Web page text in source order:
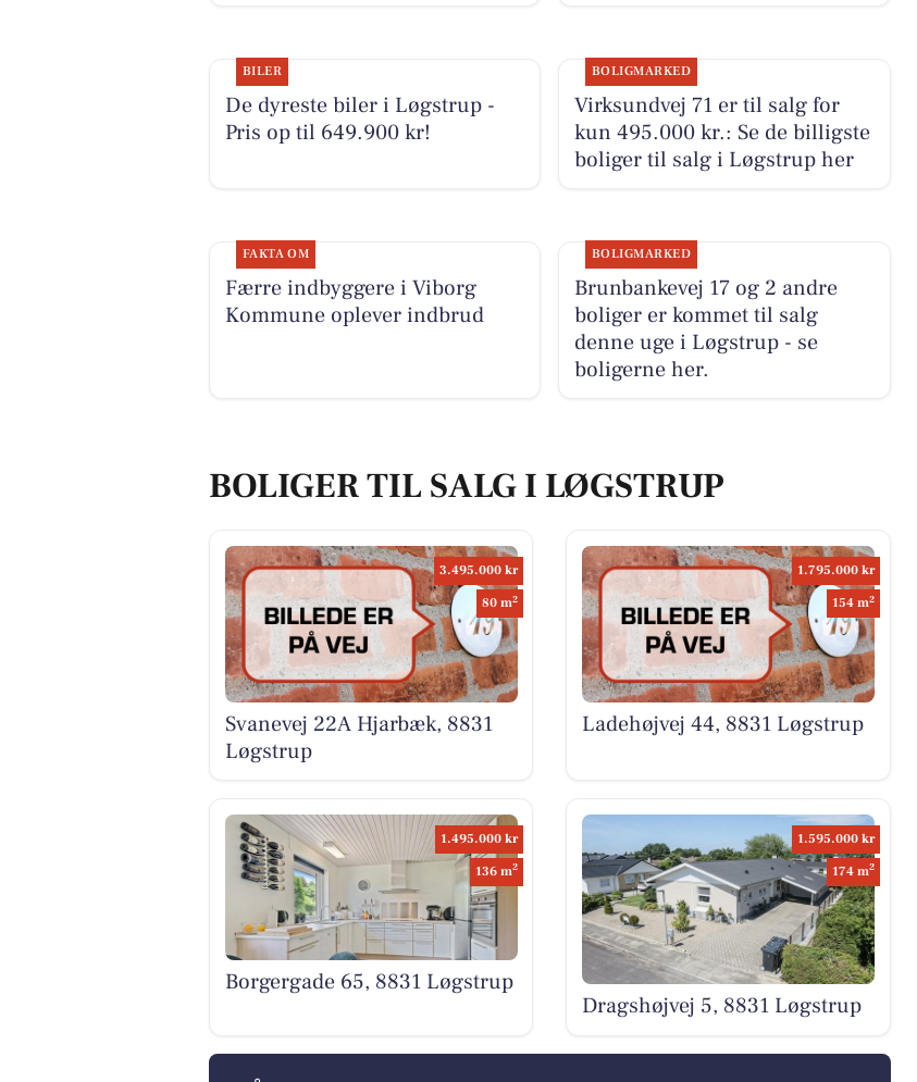
BILER
De dyreste biler i Løgstrup -
Pris op til 649.900 kr!
BOLIGMARKED
Virksundvej 71 er til salg for
kun 495.000 kr.: Se de billigste
boliger til salg i Løgstrup her
FAKTA OM
Færre indbyggere i Viborg
Kommune oplever indbrud
BOLIGMARKED
Brunbankevej 17 og 2 andre
boliger er kommet til salg
denne uge i Løgstrup - se
boligerne her.
BOLIGER TIL SALG I LØGSTRUP
3.495.000 kr
80 m2
Svanevej 22A Hjarbæk, 8831
Løgstrup
1.795.000 kr
154 m2
Ladehøjvej 44, 8831 Løgstrup
1.495.000 kr
136 m2
Borgergade 65, 8831 Løgstrup
1.595.000 kr
174 m2
Dragshøjvej 5, 8831 Løgstrup